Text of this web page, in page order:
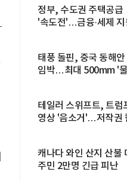
정부, 수도권 주택공급
'속도전'…금융·세제 지
태풍 돌핀, 중국 동해안
임박…최대 500mm '
테일러 스위프트, 트럼
영상 '음소거'…저작권
캐나다 와인 산지 산불
주민 2만명 긴급 피난